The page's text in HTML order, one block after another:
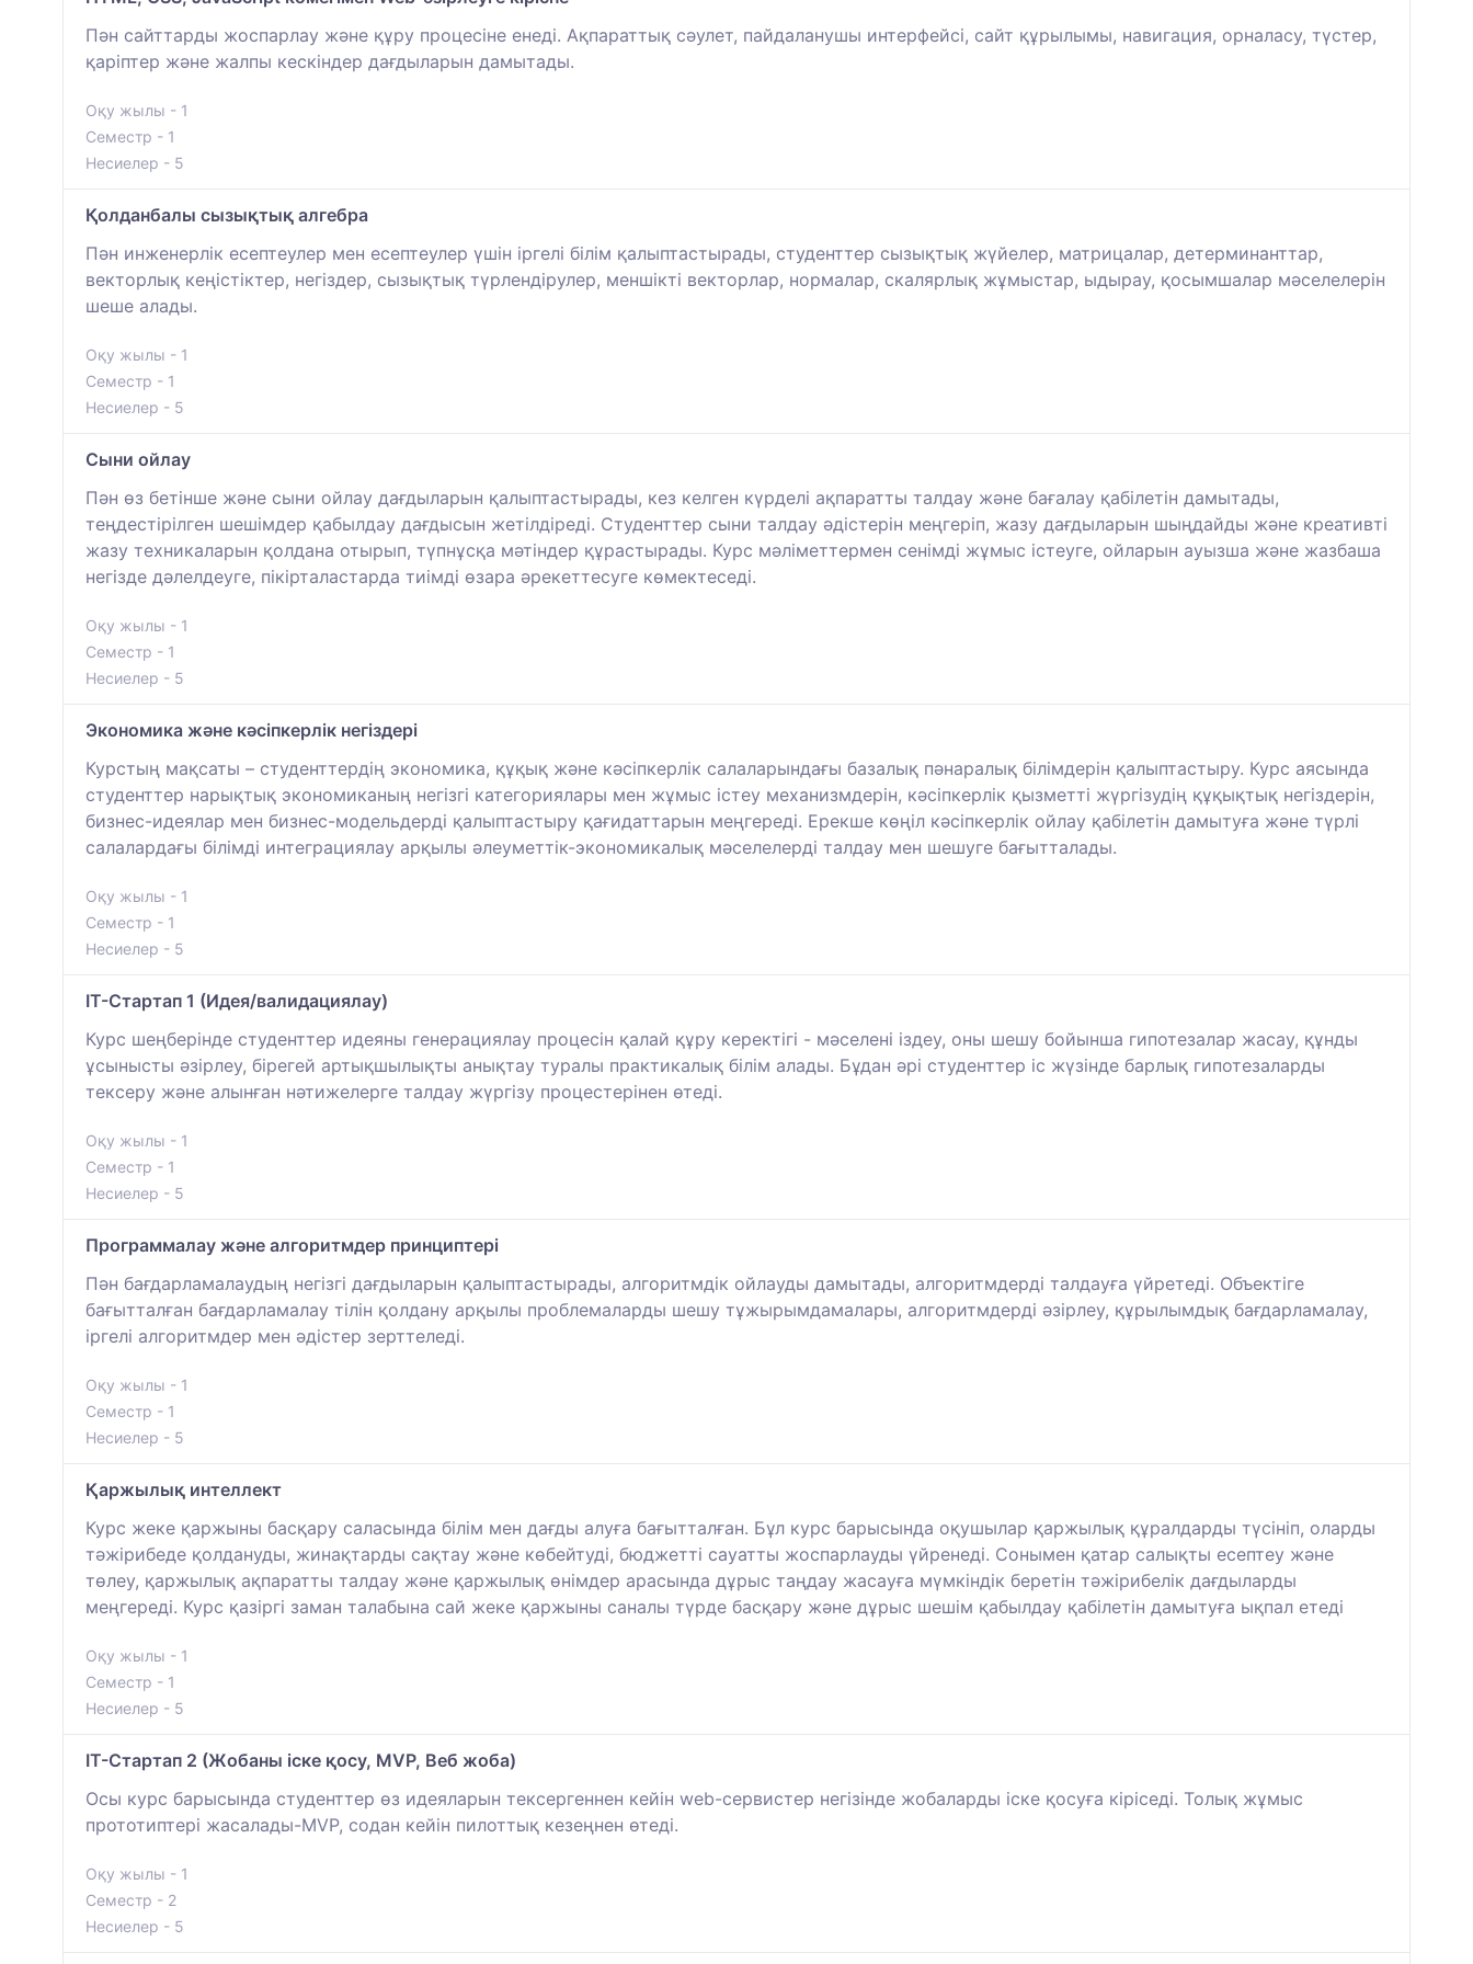
Пән сайттарды жоспарлау және құру процесіне енеді. Ақпараттық сәулет, пайдаланушы интерфейсі, сайт құрылымы, навигация, орналасу, түстер,
қаріптер және жалпы кескіндер дағдыларын дамытады.
Оқу жылы - 1
Семестр - 1
Несиелер - 5
Қолданбалы сызықтық алгебра
Пән инженерлік есептеулер мен есептеулер үшін іргелі білім қалыптастырады, студенттер сызықтық жүйелер, матрицалар, детерминанттар,
векторлық кеңістіктер, негіздер, сызықтық түрлендірулер, меншікті векторлар, нормалар, скалярлық жұмыстар, ыдырау, қосымшалар мәселелерін
шеше алады.
Оқу жылы - 1
Семестр - 1
Несиелер - 5
Сыни ойлау
Пән өз бетінше және сыни ойлау дағдыларын қалыптастырады, кез келген күрделі ақпаратты талдау және бағалау қабілетін дамытады,
теңдестірілген шешімдер қабылдау дағдысын жетілдіреді. Студенттер сыни талдау әдістерін меңгеріп, жазу дағдыларын шыңдайды және креативті
жазу техникаларын қолдана отырып, түпнұсқа мәтіндер құрастырады. Курс мәліметтермен сенімді жұмыс істеуге, ойларын ауызша және жазбаша
негізде дәлелдеуге, пікірталастарда тиімді өзара әрекеттесуге көмектеседі.
Оқу жылы - 1
Семестр - 1
Несиелер - 5
Экономика және кәсіпкерлік негіздері
Курстың мақсаты – студенттердің экономика, құқық және кәсіпкерлік салаларындағы базалық пәнаралық білімдерін қалыптастыру. Курс аясында
студенттер нарықтық экономиканың негізгі категориялары мен жұмыс істеу механизмдерін, кәсіпкерлік қызметті жүргізудің құқықтық негіздерін,
бизнес-идеялар мен бизнес-модельдерді қалыптастыру қағидаттарын меңгереді. Ерекше көңіл кәсіпкерлік ойлау қабілетін дамытуға және түрлі
салалардағы білімді интеграциялау арқылы әлеуметтік-экономикалық мәселелерді талдау мен шешуге бағытталады.
Оқу жылы - 1
Семестр - 1
Несиелер - 5
IT-Стартап 1 (Идея/валидациялау)
Курс шеңберінде студенттер идеяны генерациялау процесін қалай құру керектігі - мәселені іздеу, оны шешу бойынша гипотезалар жасау, құнды
ұсынысты әзірлеу, бірегей артықшылықты анықтау туралы практикалық білім алады. Бұдан әрі студенттер іс жүзінде барлық гипотезаларды
тексеру және алынған нәтижелерге талдау жүргізу процестерінен өтеді.
Оқу жылы - 1
Семестр - 1
Несиелер - 5
Программалау және алгоритмдер принциптері
Пән бағдарламалаудың негізгі дағдыларын қалыптастырады, алгоритмдік ойлауды дамытады, алгоритмдерді талдауға үйретеді. Объектіге
бағытталған бағдарламалау тілін қолдану арқылы проблемаларды шешу тұжырымдамалары, алгоритмдерді әзірлеу, құрылымдық бағдарламалау,
іргелі алгоритмдер мен әдістер зерттеледі.
Оқу жылы - 1
Семестр - 1
Несиелер - 5
Қаржылық интеллект
Курс жеке қаржыны басқару саласында білім мен дағды алуға бағытталған. Бұл курс барысында оқушылар қаржылық құралдарды түсініп, оларды
тәжірибеде қолдануды, жинақтарды сақтау және көбейтуді, бюджетті сауатты жоспарлауды үйренеді. Сонымен қатар салықты есептеу және
төлеу, қаржылық ақпаратты талдау және қаржылық өнімдер арасында дұрыс таңдау жасауға мүмкіндік беретін тәжірибелік дағдыларды
меңгереді. Курс қазіргі заман талабына сай жеке қаржыны саналы түрде басқару және дұрыс шешім қабылдау қабілетін дамытуға ықпал етеді
Оқу жылы - 1
Семестр - 1
Несиелер - 5
IT-Стартап 2 (Жобаны іске қосу, MVP, Веб жоба)
Осы курс барысында студенттер өз идеяларын тексергеннен кейін web-сервистер негізінде жобаларды іске қосуға кіріседі. Толық жұмыс
прототиптері жасалады-MVP, содан кейін пилоттық кезеңнен өтеді.
Оқу жылы - 1
Семестр - 2
Несиелер - 5